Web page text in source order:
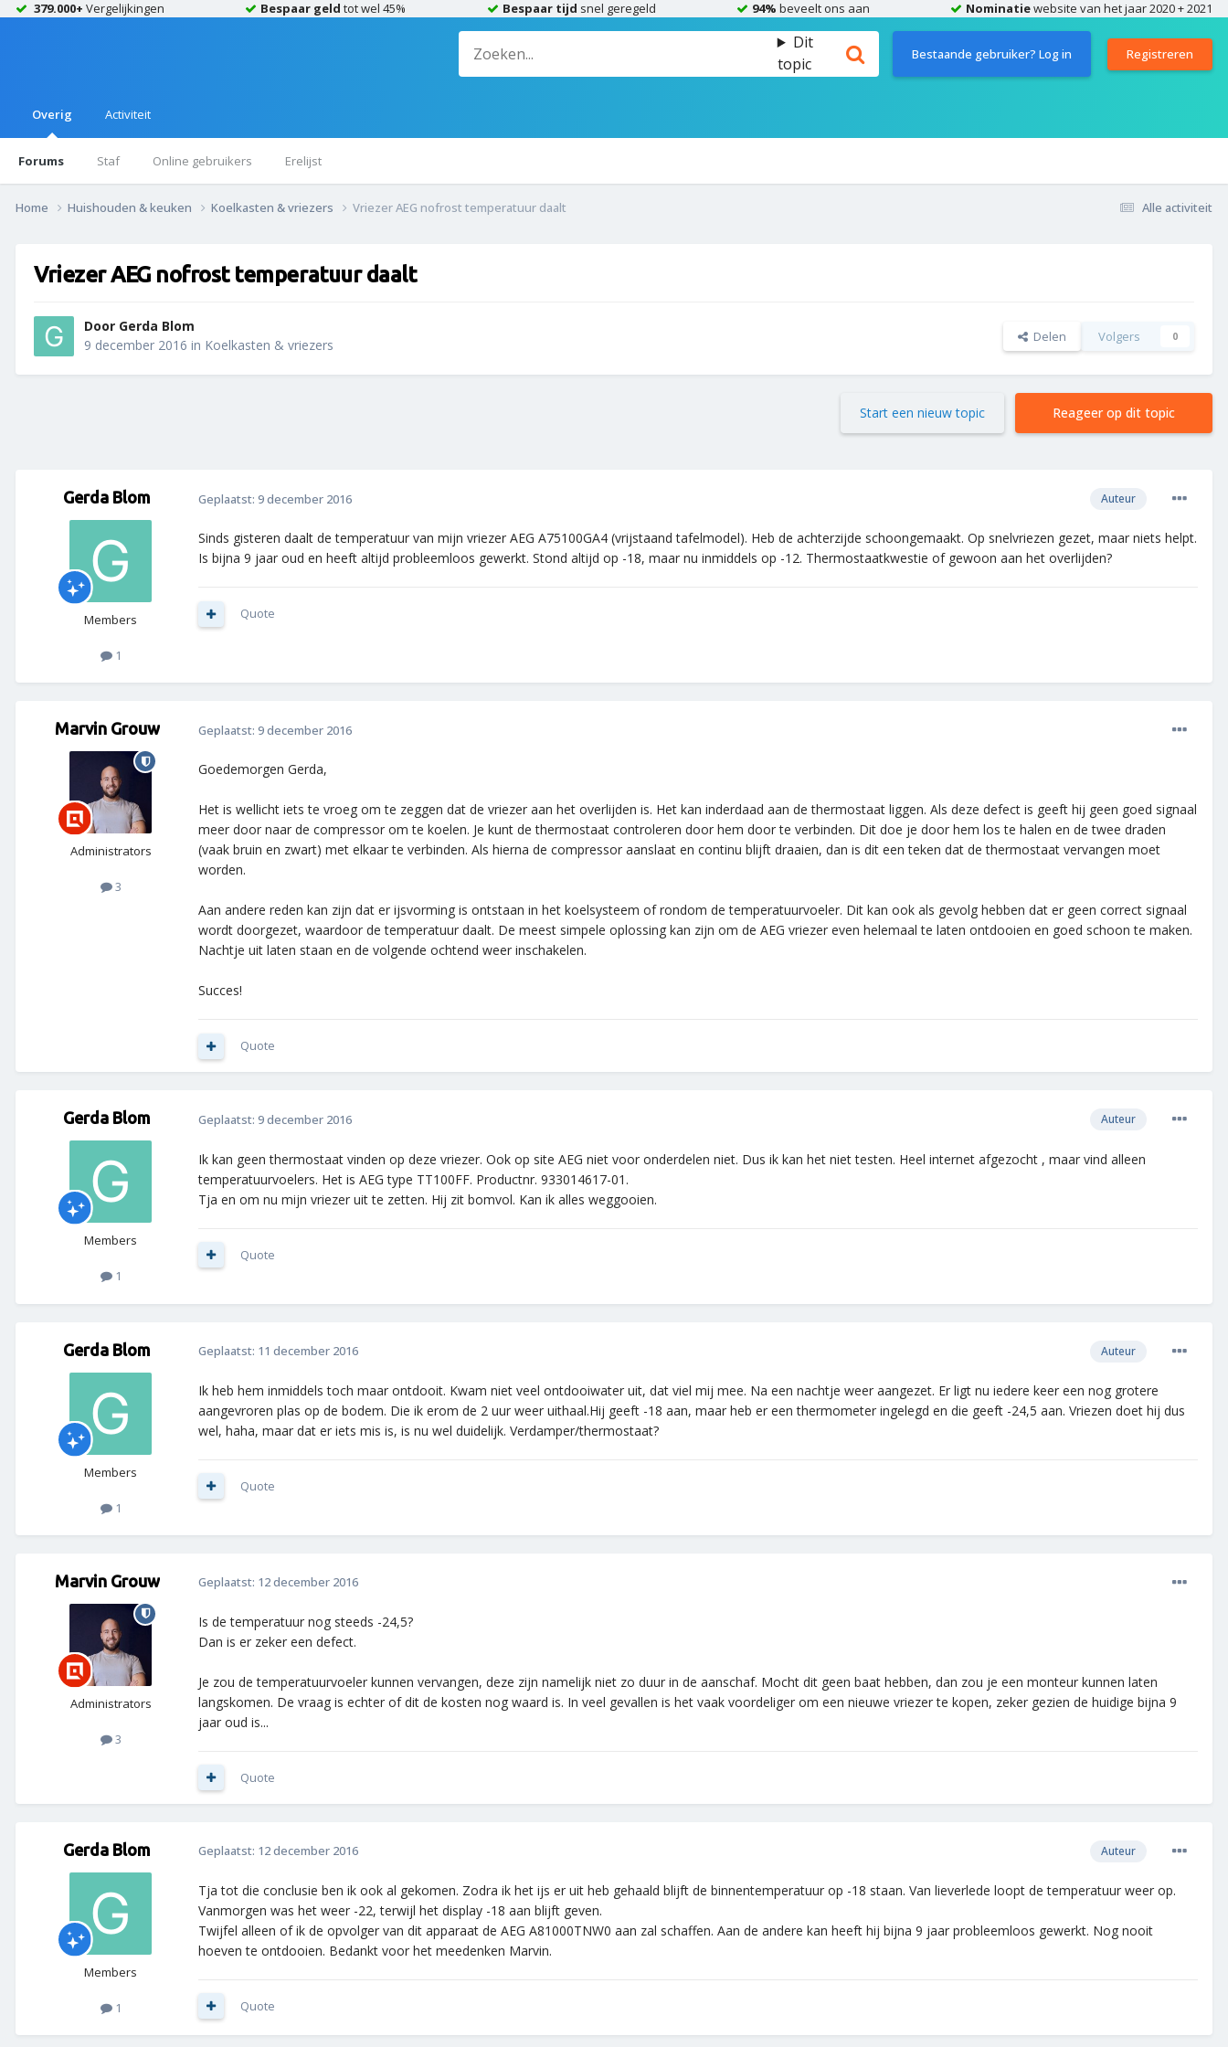
379.000+ Vergelijkingen Bespaar geld tot wel 45% Bespaar tijd snel geregeld 94% beveelt ons aan Nominatiewebsite van het jaar 2020 + 2021
Dit
topic
Bestaande gebruiker? Log in Registreren
Overig
Forums Staf Online gebruikers Erelijst
Activiteit
Alle activiteit
Home Huishouden & keuken Koelkasten & vriezers Vriezer AEG nofrost temperatuur daalt
Vriezer AEG nofrost temperatuur daalt
Door Gerda Blom
9 december 2016 in Koelkasten & vriezers Delen Volgers 0
Reageer op dit topic
Start een nieuw topic
Gerda Blom
Members
1
Auteur
Geplaatst: 9 december 2016
Sinds gisteren daalt de temperatuur van mijn vriezer AEG A75100GA4 (vrijstaand tafelmodel). Heb de achterzijde schoongemaakt. Op snelvriezen gezet, maar niets helpt.
Is bijna 9 jaar oud en heeft altijd probleemloos gewerkt. Stond altijd op -18, maar nu inmiddels op -12. Thermostaatkwestie of gewoon aan het overlijden?
Quote
Marvin Grouw
Administrators
3
Geplaatst: 9 december 2016
Goedemorgen Gerda,
Het is wellicht iets te vroeg om te zeggen dat de vriezer aan het overlijden is. Het kan inderdaad aan de thermostaat liggen. Als deze defect is geeft hij geen goed signaal
meer door naar de compressor om te koelen. Je kunt de thermostaat controleren door hem door te verbinden. Dit doe je door hem los te halen en de twee draden
(vaak bruin en zwart) met elkaar te verbinden. Als hierna de compressor aanslaat en continu blijft draaien, dan is dit een teken dat de thermostaat vervangen moet
worden.
Aan andere reden kan zijn dat er ijsvorming is ontstaan in het koelsysteem of rondom de temperatuurvoeler. Dit kan ook als gevolg hebben dat er geen correct signaal
wordt doorgezet, waardoor de temperatuur daalt. De meest simpele oplossing kan zijn om de AEG vriezer even helemaal te laten ontdooien en goed schoon te maken.
Nachtje uit laten staan en de volgende ochtend weer inschakelen.
Succes!
Quote
Gerda Blom
Members
1
Auteur
Geplaatst: 9 december 2016
Ik kan geen thermostaat vinden op deze vriezer. Ook op site AEG niet voor onderdelen niet. Dus ik kan het niet testen. Heel internet afgezocht , maar vind alleen
temperatuurvoelers. Het is AEG type TT100FF. Productnr. 933014617-01.
Tja en om nu mijn vriezer uit te zetten. Hij zit bomvol. Kan ik alles weggooien.
Quote
Gerda Blom
Members
1
Auteur
Geplaatst: 11 december 2016
Ik heb hem inmiddels toch maar ontdooit. Kwam niet veel ontdooiwater uit, dat viel mij mee. Na een nachtje weer aangezet. Er ligt nu iedere keer een nog grotere
aangevroren plas op de bodem. Die ik erom de 2 uur weer uithaal.Hij geeft -18 aan, maar heb er een thermometer ingelegd en die geeft -24,5 aan. Vriezen doet hij dus
wel, haha, maar dat er iets mis is, is nu wel duidelijk. Verdamper/thermostaat?
Quote
Marvin Grouw
Administrators
3
Geplaatst: 12 december 2016
Is de temperatuur nog steeds -24,5?
Dan is er zeker een defect.
Je zou de temperatuurvoeler kunnen vervangen, deze zijn namelijk niet zo duur in de aanschaf. Mocht dit geen baat hebben, dan zou je een monteur kunnen laten
langskomen. De vraag is echter of dit de kosten nog waard is. In veel gevallen is het vaak voordeliger om een nieuwe vriezer te kopen, zeker gezien de huidige bijna 9
jaar oud is...
Quote
Gerda Blom
Members
1
Auteur
Geplaatst: 12 december 2016
Tja tot die conclusie ben ik ook al gekomen. Zodra ik het ijs er uit heb gehaald blijft de binnentemperatuur op -18 staan. Van lieverlede loopt de temperatuur weer op.
Vanmorgen was het weer -22, terwijl het display -18 aan blijft geven.
Twijfel alleen of ik de opvolger van dit apparaat de AEG A81000TNW0 aan zal schaffen. Aan de andere kan heeft hij bijna 9 jaar probleemloos gewerkt. Nog nooit
hoeven te ontdooien. Bedankt voor het meedenken Marvin.
Quote